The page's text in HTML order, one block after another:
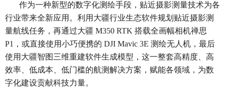
作为一种新型的数字化测绘手段，贴近摄影测量技术为各
行业带来全新应用。利用大疆行业生态软件规划贴近摄影测
量航线任务，再通过大疆 M350 RTK 搭载全画幅相机禅思
P1，或直接使用小巧便携的 DJI Mavic 3E 测绘无人机，最后
使用大疆智图三维重建软件生成模型，这一整套高精度、高
效率、低成本、低门槛的航测解决方案，赋能各领域，为数
字化建设贡献科技力量。